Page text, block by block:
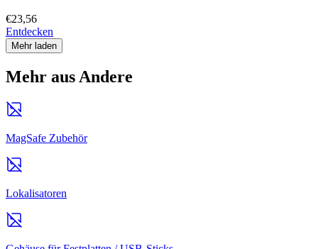
€23,56
Entdecken
Mehr laden
Mehr aus Andere
MagSafe Zubehör
Lokalisatoren